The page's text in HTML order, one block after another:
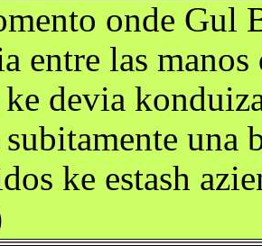
onde Gul
entre las
devia
una
ke estash